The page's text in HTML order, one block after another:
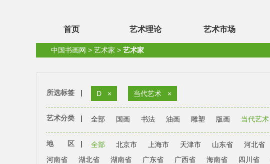
首页 艺术理论 艺术市场
中国书画网 > 艺术家 > 艺术家
所选标签 | D × 当代艺术 ×
艺术分类 | 全部 国画 书法 油画 雕塑 版画 当代艺术
地 区 | 全部 北京市 上海市 天津市 山东省 河北省
河南省
湖北省 湖南省 广东省 广西省 海南省 四川省